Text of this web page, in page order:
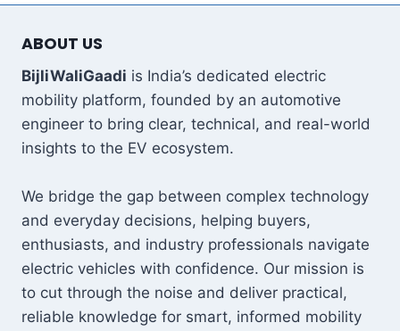
ABOUT US
BijliWaliGaadi is India’s dedicated electric
mobility platform, founded by an automotive
engineer to bring clear, technical, and real-world
insights to the EV ecosystem.
We bridge the gap between complex technology
and everyday decisions, helping buyers,
enthusiasts, and industry professionals navigate
electric vehicles with confidence. Our mission is
to cut through the noise and deliver practical,
reliable knowledge for smart, informed mobility